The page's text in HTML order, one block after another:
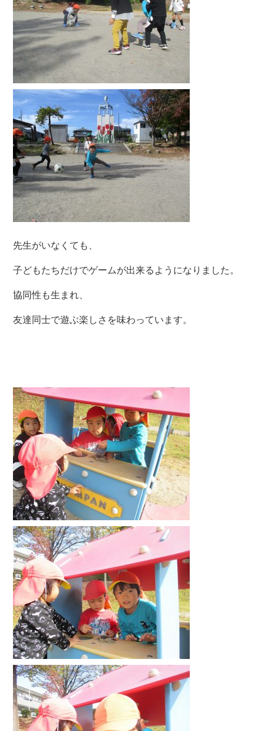
先生がいなくても、
子どもたちだけでゲームが出来るようになりました。
協同性も生まれ、
友達同士で遊ぶ楽しさを味わっています。